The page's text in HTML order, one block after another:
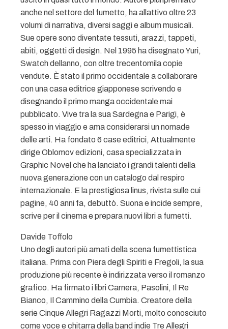
anche nel settore del fumetto, ha allattivo oltre 23
volumi di narrativa, diversi saggi e album musicali.
Sue opere sono diventate tessuti, arazzi, tappeti,
abiti, oggetti di design. Nel 1995 ha disegnato Yuri,
Swatch dellanno, con oltre trecentomila copie
vendute. È stato il primo occidentale a collaborare
con una casa editrice giapponese scrivendo e
disegnando il primo manga occidentale mai
pubblicato. Vive tra la sua Sardegna e Parigi, è
spesso in viaggio e ama considerarsi un nomade
delle arti. Ha fondato 6 case editrici, Attualmente
dirige Oblomov edizioni, casa specializzata in
Graphic Novel che ha lanciato i grandi talenti della
nuova generazione con un catalogo dal respiro
internazionale. E la prestigiosa linus, rivista sulle cui
pagine, 40 anni fa, debuttò. Suona e incide sempre,
scrive per il cinema e prepara nuovi libri a fumetti.
Davide Toffolo
Uno degli autori più amati della scena fumettistica
italiana. Prima con Piera degli Spiriti e Fregoli, la sua
produzione più recente è indirizzata verso il romanzo
grafico. Ha firmato i libri Carnera, Pasolini, Il Re
Bianco, Il Cammino della Cumbia. Creatore della
serie Cinque Allegri Ragazzi Morti, molto conosciuto
come voce e chitarra della band indie Tre Allegri